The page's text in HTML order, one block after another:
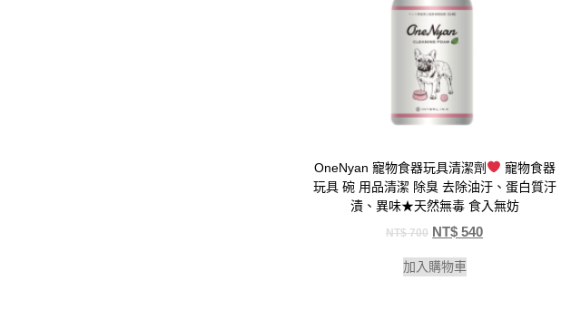
OneNyan 寵物食器玩具清潔劑
寵物食器
玩具 碗 用品清潔 除臭 去除油汙、蛋白質汙
漬、異味★天然無毒 食入無妨
NT$700 NT$ 540
加入購物車